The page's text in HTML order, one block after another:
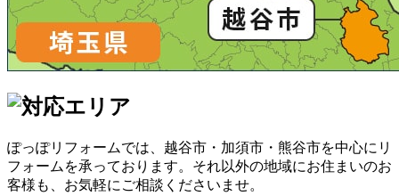
ぽっぽリフォームでは、越谷市・加須市・熊谷市を中心にリ
フォームを承っております。それ以外の地域にお住まいのお
客様も、お気軽にご相談くださいませ。